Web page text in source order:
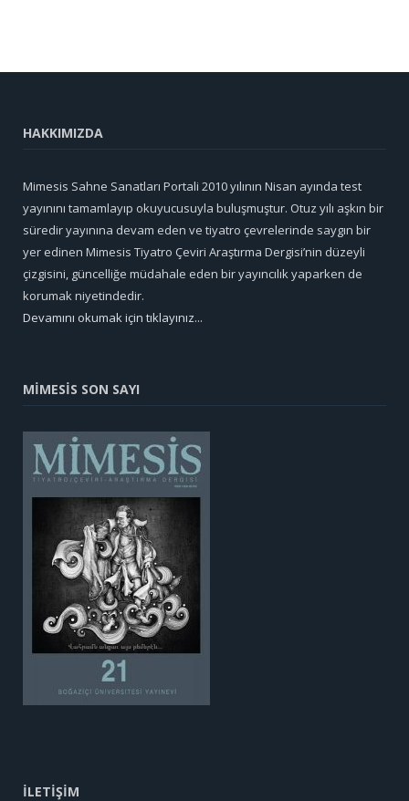
HAKKIMIZDA
Mimesis Sahne Sanatları Portali 2010 yılının Nisan ayında test
yayınını tamamlayıp okuyucusuyla buluşmuştur. Otuz yılı aşkın bir
süredir yayınına devam eden ve tiyatro çevrelerinde saygın bir
yer edinen Mimesis Tiyatro Çeviri Araştırma Dergisi’nin düzeyli
çizgisini, güncelliğe müdahale eden bir yayıncılık yaparken de
korumak niyetindedir.
Devamını okumak için tıklayınız...
MİMESİS SON SAYI
İLETİŞİM